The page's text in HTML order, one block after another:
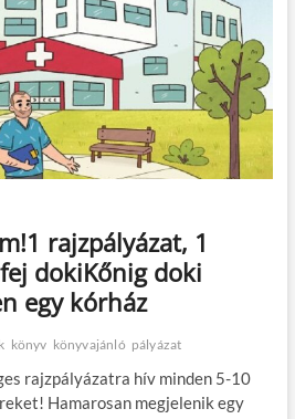
rajzpályázat, 1
dokiKőnig doki
egy kórház
könyv könyvajánló pályázat
rajzpályázatra hív minden 5-10
Hamarosan megjelenik egy